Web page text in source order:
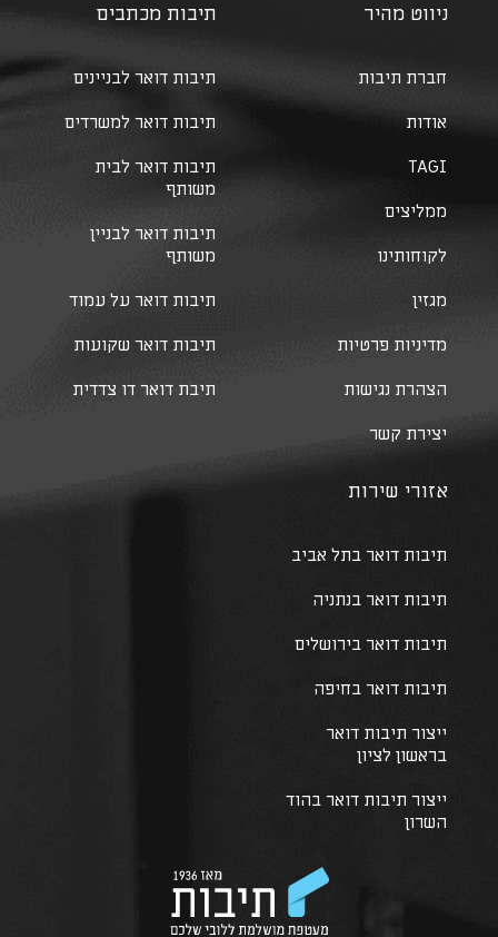
ניווט מהיר
חברת תיבות
אודות
TAGI
ממליצים
לקוחותינו
מגזין
מדיניות פרטיות
הצהרת נגישות
יצירת קשר
תיבות מכתבים
תיבות דואר לבניינים
תיבות דואר למשרדים
תיבות דואר לבית
משותף
תיבות דואר לבניין
משותף
תיבות דואר על עמוד
תיבות דואר שקועות
תיבת דואר דו צדדית
אזורי שירות
תיבות דואר בתל אביב
תיבות דואר בנתניה
תיבות דואר בירושלים
תיבות דואר בחיפה
ייצור תיבות דואר
בראשון לציון
ייצור תיבות דואר בהוד
השרון